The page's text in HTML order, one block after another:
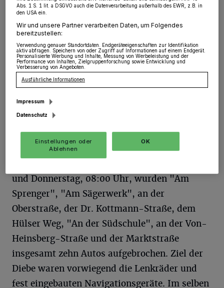
Wevelinghoven ·An acht Tatorten in Wevelinghoven
BMW und Mercedes abgesehen.
08.06.2017 , 15:58 Uhr Eine Minute Lesezeit
und Donnerstag, 08:00 Uhr, wurden "Am
Sprenger", "Am Sägerwerk", an der
Oberstraße, der Dr. Kottmann-Straße, dem
Hülser Weg, "An der Südschule", an der Von-
Heinsberg-Straße und der Marktstraße
insgesamt zehn Autos aufgebrochen. Ziel der
Diebe waren vorwiegend die Lenkräder und
fest eingebauten Navigationsgeräte. Im selben
Abs. 1 S. 1 lit. a DSGVO auch die Datenverarbeitung außerhalb des EWR, z.B. in
den USA ein.
Wir und unsere Partner verarbeiten Daten, um Folgendes
bereitzustellen:
Verwendung genauer Standortdaten. Endgeräteeigenschaften zur Identifikation
aktiv abfragen. Speichern von oder Zugriff auf Informationen auf einem Endgerät.
Personalisierte Werbung und Inhalte, Messung von Werbeleistung und der
Performance von Inhalten, Zielgruppenforschung sowie Entwicklung und
Verbesserung von Angeboten.
Ausführliche Informationen
Impressum
Datenschutz
Einstellungen oder
Ablehnen
OK